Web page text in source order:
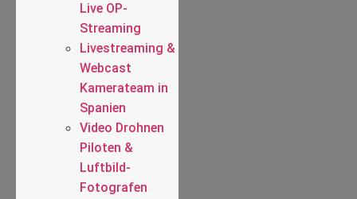
Live OP-
Streaming
Livestreaming &
Webcast
Kamerateam in
Spanien
Video Drohnen
Piloten &
Luftbild-
Fotografen